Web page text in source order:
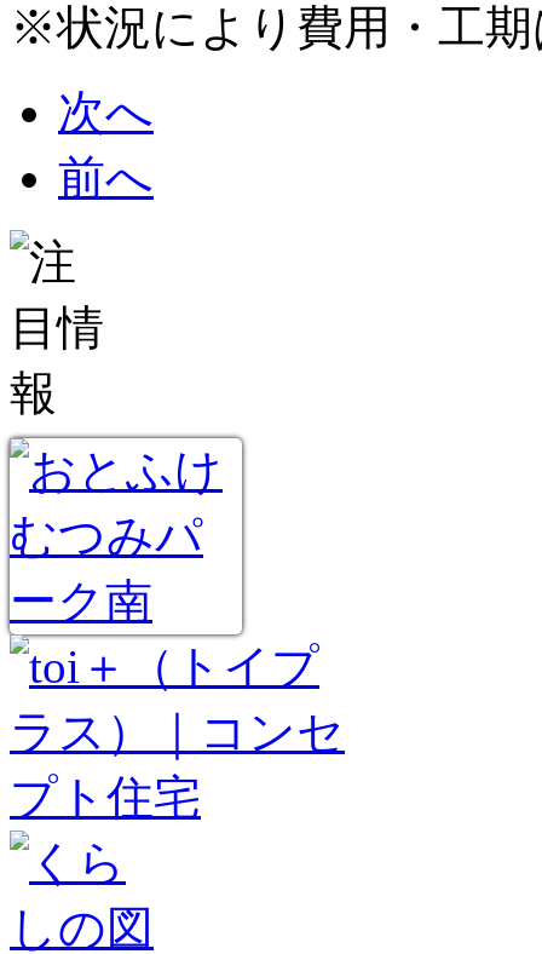
※状況により費用・工
次へ
前へ